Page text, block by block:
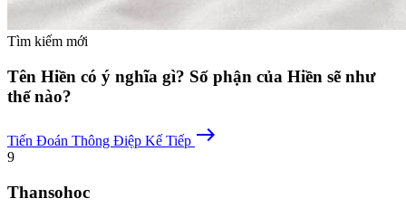
Tìm kiếm mới
Tên Hiền có ý nghĩa gì? Số phận của Hiền sẽ như
thế nào?
Tiến Đoán Thông Điệp Kế Tiếp east
9
Thansohoc